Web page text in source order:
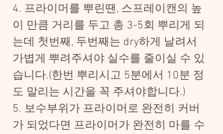
4. 프라이머를 뿌린땐, 스프레이캔의 높
이 만큼 거리를 두고 총 3-5회 뿌리게 되
는데 첫번째, 두번째는 dry하게 날려서
가볍게 뿌려주셔야 실수를 줄이실 수 있
습니다.(한번 뿌리시고 5분에서 10분 정
도 말리는 시간을 꼭 주셔야합니다.)
5. 보수부위가 프라이머로 완전히 커버
가 되었다면 프라이머가 완전히 마를 수